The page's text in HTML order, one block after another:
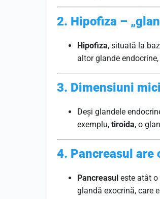
2. Hipofiza –
Hipofiza, situată la
altor glande
3. Dimensiuni
Deși glandele
exemplu, tiroida, o
4. Pancreasul are
Pancreasul este atât
glandă exocrină, care